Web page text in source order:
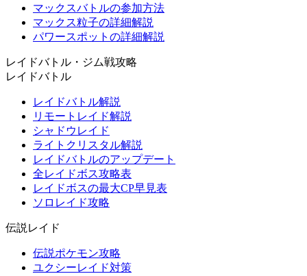
マックスバトルの参加方法
マックス粒子の詳細解説
パワースポットの詳細解説
レイドバトル・ジム戦攻略
レイドバトル
レイドバトル解説
リモートレイド解説
シャドウレイド
ライトクリスタル解説
レイドバトルのアップデート
全レイドボス攻略表
レイドボスの最大CP早見表
ソロレイド攻略
伝説レイド
伝説ポケモン攻略
ユクシーレイド対策